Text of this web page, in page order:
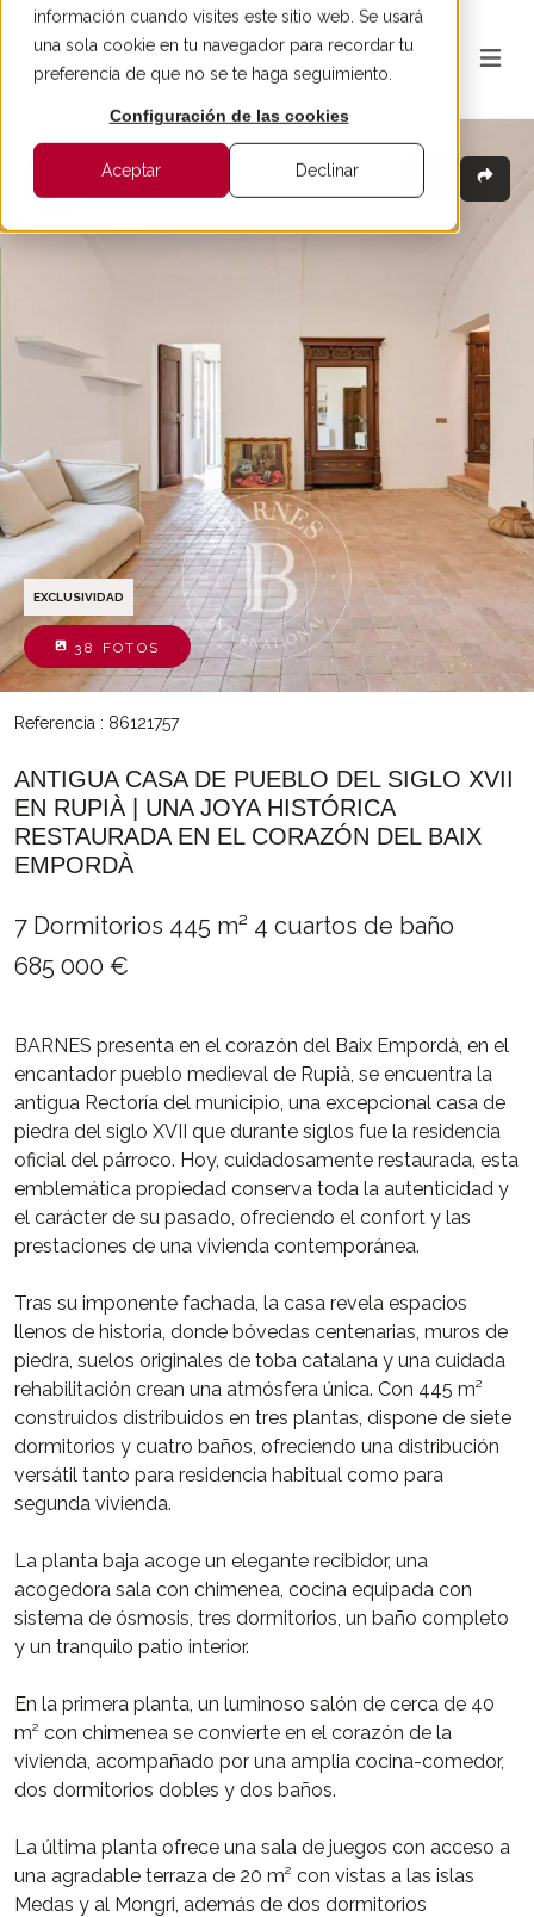
información cuando visites este sitio web. Se usará
una sola cookie en tu navegador para recordar tu
preferencia de que no se te haga seguimiento.
Configuración de las cookies
Aceptar Declinar
EXCLUSIVIDAD
38 FOTOS
Referencia : 86121757
ANTIGUA CASA DE PUEBLO DEL SIGLO XVII
EN RUPIÀ | UNA JOYA HISTÓRICA
RESTAURADA EN EL CORAZÓN DEL BAIX
EMPORDÀ
7 Dormitorios 445 m² 4 cuartos de baño
685 000 €
BARNES presenta en el corazón del Baix Empordà, en el
encantador pueblo medieval de Rupià, se encuentra la
antigua Rectoría del municipio, una excepcional casa de
piedra del siglo XVII que durante siglos fue la residencia
oficial del párroco. Hoy, cuidadosamente restaurada, esta
emblemática propiedad conserva toda la autenticidad y
el carácter de su pasado, ofreciendo el confort y las
prestaciones de una vivienda contemporánea.
Tras su imponente fachada, la casa revela espacios
llenos de historia, donde bóvedas centenarias, muros de
piedra, suelos originales de toba catalana y una cuidada
rehabilitación crean una atmósfera única. Con 445 m²
construidos distribuidos en tres plantas, dispone de siete
dormitorios y cuatro baños, ofreciendo una distribución
versátil tanto para residencia habitual como para
segunda vivienda.
La planta baja acoge un elegante recibidor, una
acogedora sala con chimenea, cocina equipada con
sistema de ósmosis, tres dormitorios, un baño completo
y un tranquilo patio interior.
En la primera planta, un luminoso salón de cerca de 40
m² con chimenea se convierte en el corazón de la
vivienda, acompañado por una amplia cocina-comedor,
dos dormitorios dobles y dos baños.
La última planta ofrece una sala de juegos con acceso a
una agradable terraza de 20 m² con vistas a las islas
Medas y al Mongri, además de dos dormitorios